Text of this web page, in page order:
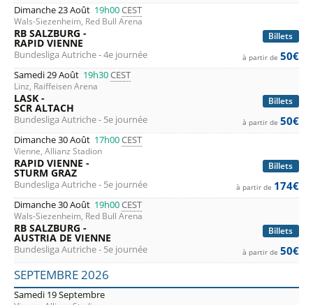
Dimanche 23 Août 19h00CEST
Wals-Siezenheim, Red Bull Arena
Billets
RB SALZBURG -
RAPID VIENNE
Bundesliga Autriche - 4e journée à partir de 50€
Samedi 29 Août 19h30CEST
Linz, Raiffeisen Arena
Billets
LASK -
SCR ALTACH
Bundesliga Autriche - 5e journée à partir de 50€
Dimanche 30 Août 17h00CEST
Vienne, Allianz Stadion
Billets
RAPID VIENNE -
STURM GRAZ
Bundesliga Autriche - 5e journée à partir de 174€
Dimanche 30 Août 19h00CEST
Wals-Siezenheim, Red Bull Arena
Billets
RB SALZBURG -
AUSTRIA DE VIENNE
Bundesliga Autriche - 5e journée à partir de 50€
SEPTEMBRE 2026
Samedi 19 Septembre